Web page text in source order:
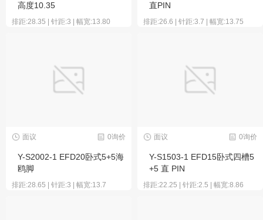
高度10.35
排距:28.35 | 针距:3 | 幅宽:13.80
直PIN
排距:26.6 | 针距:3.7 | 幅宽:13.75
0询价
面议
Y-S2002-1 EFD20卧式5+5海
鸥脚
排距:28.65 | 针距:3 | 幅宽:13.7
0询价
面议
Y-S1503-1 EFD15卧式四槽5
+5 直 PIN
排距:22.25 | 针距:2.5 | 幅宽:8.86